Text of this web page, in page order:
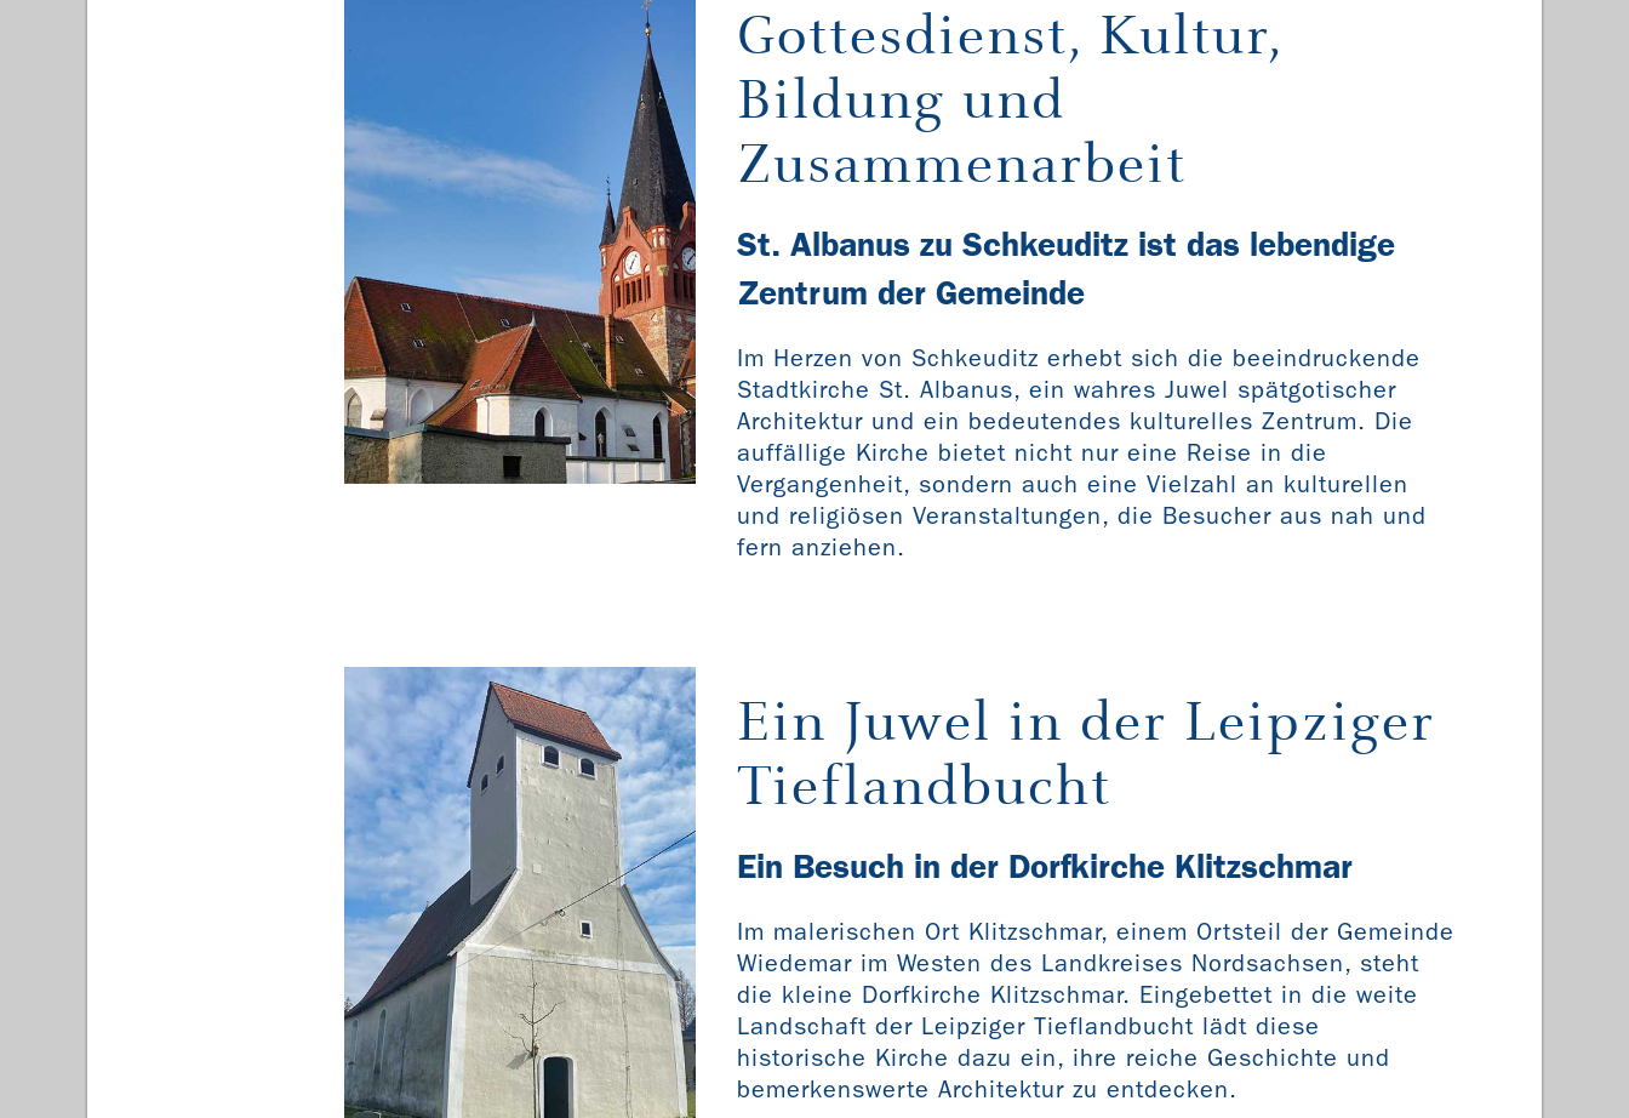
Gottesdienst, Kultur,
Bildung und
Zusammenarbeit
St. Albanus zu Schkeuditz ist das lebendige
Zentrum der Gemeinde
Im Herzen von Schkeuditz erhebt sich die beeindruckende
Stadtkirche St. Albanus, ein wahres Juwel spätgotischer
Architektur und ein bedeutendes kulturelles Zentrum. Die
auffällige Kirche bietet nicht nur eine Reise in die
Vergangenheit, sondern auch eine Vielzahl an kulturellen
und religiösen Veranstaltungen, die Besucher aus nah und
fern anziehen.
Ein Juwel in der Leipziger
Tieflandbucht
Ein Besuch in der Dorfkirche Klitzschmar
Im malerischen Ort Klitzschmar, einem Ortsteil der Gemeinde
Wiedemar im Westen des Landkreises Nordsachsen, steht
die kleine Dorfkirche Klitzschmar. Eingebettet in die weite
Landschaft der Leipziger Tieflandbucht lädt diese
historische Kirche dazu ein, ihre reiche Geschichte und
bemerkenswerte Architektur zu entdecken.